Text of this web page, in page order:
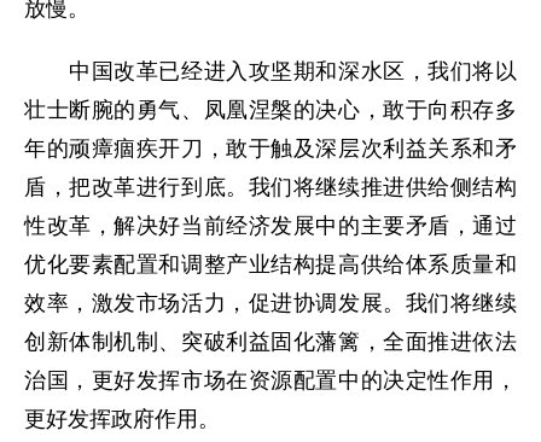
放慢。
中国改革已经进入攻坚期和深水区，我们将以
壮士断腕的勇气、凤凰涅槃的决心，敢于向积存多
年的顽瘴痼疾开刀，敢于触及深层次利益关系和矛
盾，把改革进行到底。我们将继续推进供给侧结构
性改革，解决好当前经济发展中的主要矛盾，通过
优化要素配置和调整产业结构提高供给体系质量和
效率，激发市场活力，促进协调发展。我们将继续
创新体制机制、突破利益固化藩篱，全面推进依法
治国，更好发挥市场在资源配置中的决定性作用，
更好发挥政府作用。